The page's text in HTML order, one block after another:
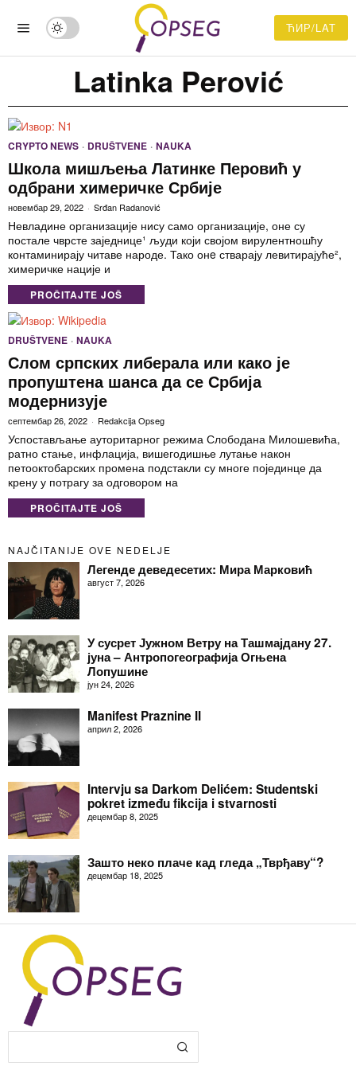
ЋИР/LAT
Latinka Perović
CRYPTO NEWS · DRUŠTVENE · NAUKA
Школа мишљења Латинке Перовић у
одбрани химеричке Србије
новембар 29, 2022 Srđan Radanović
Невладине организације нису само организације, оне су
постале чврсте заједнице¹ људи који својом вирулентношћу
контаминирају читаве народе. Тако онe стварају левитирајуће²,
химеричке нације и
PROČITAJTE JOŠ
DRUŠTVENE · NAUKA
Слом српских либерала или како је
пропуштена шанса да се Србија
модернизује
септембар 26, 2022 Redakcija Opseg
Успостављање ауторитарног режима Слободана Милошевића,
ратно стање, инфлација, вишегодишње лутање након
петооктобарских промена подстакли су многе појединце да
крену у потрагу за одговором на
PROČITAJTE JOŠ
NAJČITANIJE OVE NEDELJE
Легенде деведесетих: Мира Марковић
август 7, 2026
У сусрет Јужном Ветру на Ташмајдану 27.
јуна – Антропогеографија Огњена
Лопушине
јун 24, 2026
Manifest Praznine II
април 2, 2026
Intervju sa Darkom Delićem: Studentski
pokret između fikcija i stvarnosti
децембар 8, 2025
Зашто неко плаче кад гледа „Тврђаву“?
децембар 18, 2025